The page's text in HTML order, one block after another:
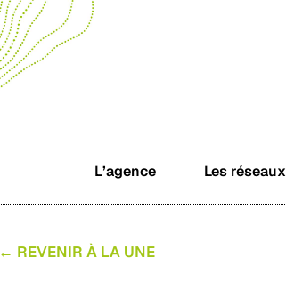
L’agence Les réseaux
← REVENIR À LA UNE